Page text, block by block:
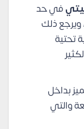
في حد
ويرجع ذلك
تحتية
بداخل
والتي